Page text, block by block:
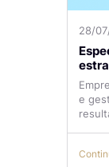
28/
e